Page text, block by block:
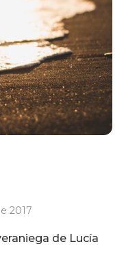
2017
de Lucía